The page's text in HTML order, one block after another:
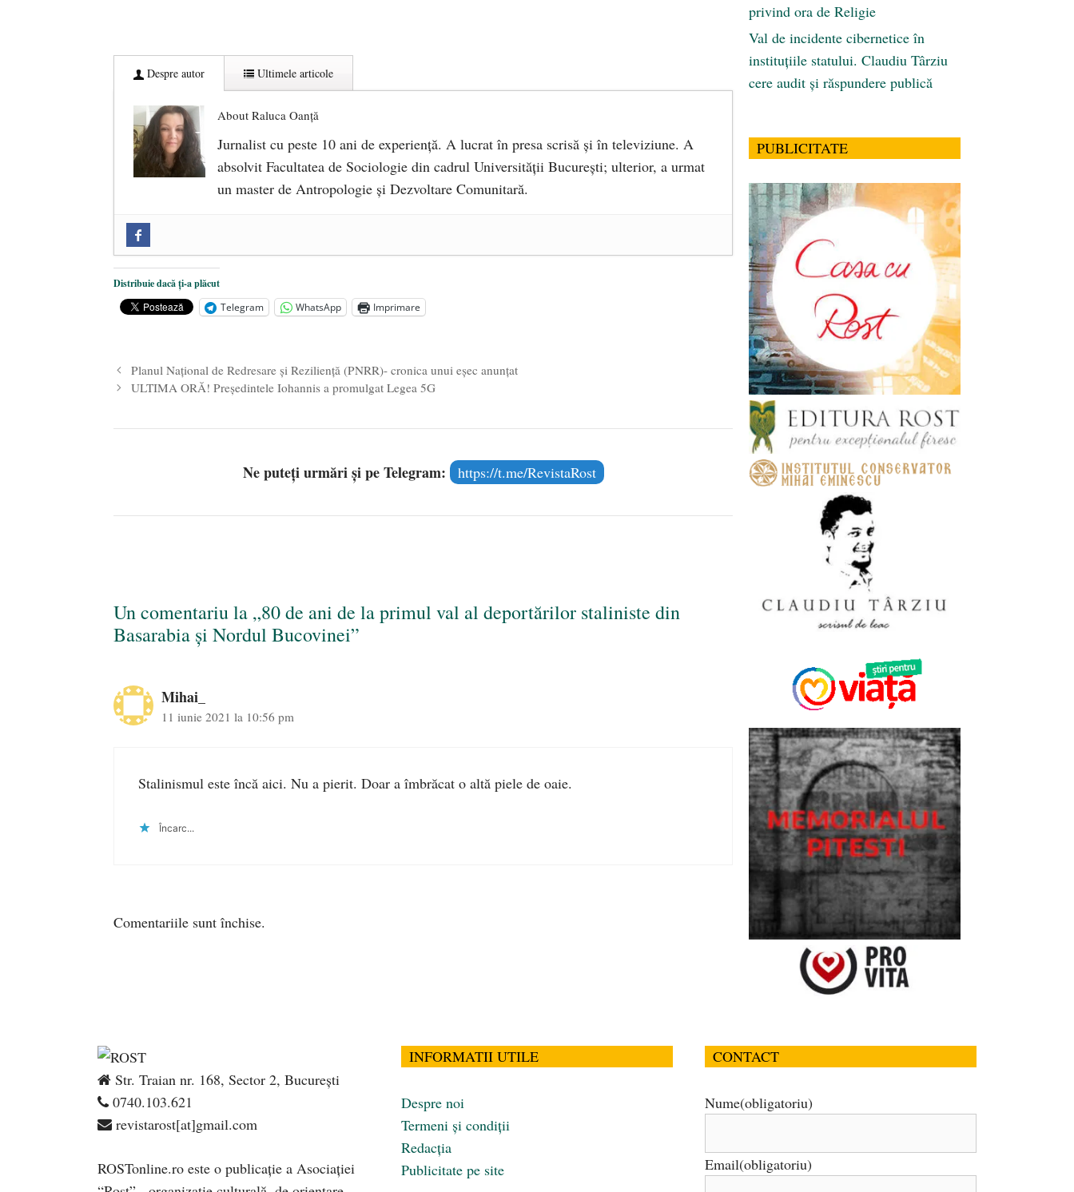
Despre autor Ultimele articole
About Raluca Oanță
Jurnalist cu peste 10 ani de experiență. A lucrat în presa scrisă și în televiziune. A
absolvit Facultatea de Sociologie din cadrul Universității București; ulterior, a urmat
un master de Antropologie și Dezvoltare Comunitară.
comemorat la 102 ani de la naștere - 29 iulie 2024
„Carnea cultivată” în laborator, tot mai aproape de autorizare pentru comercializare în UE
iulie 2024
Distribuie dacă ți-a plăcut
Telegram
WhatsApp Imprimare
Planul Naţional de Redresare şi Rezilienţă (PNRR)- cronica unui eșec anunțat
ULTIMA ORĂ! Președintele Iohannis a promulgat Legea 5G
Ne puteți urmări și pe Telegram: https://t.me/RevistaRost
Un comentariu la „80 de ani de la primul val al deportărilor staliniste din
Basarabia şi Nordul Bucovinei”
Mihai_
11 iunie 2021 la 10:56 pm
Stalinismul este încă aici. Nu a pierit. Doar a îmbrăcat o altă piele de oaie.
Încarc...
Comentariile sunt închise.
privind ora de Religie
Val de incidente cibernetice în
instituțiile statului. Claudiu Târziu
cere audit și răspundere publică
PUBLICITATE
Str. Traian nr. 168, Sector 2, București
0740.103.621
revistarost[at]gmail.com
ROSTonline.ro este o publicaţie a Asociaţiei
INFORMATII UTILE
Despre noi
Termeni și condiții
Redacția
Publicitate pe site
CONTACT
Nume(obligatoriu)
Email(obligatoriu)